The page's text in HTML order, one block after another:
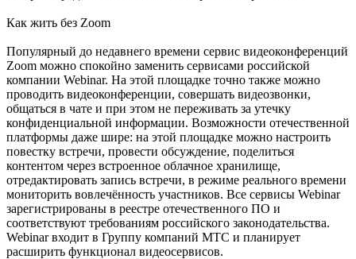
Как жить без Zoom
Популярный до недавнего времени сервис видеоконференций
Zoom можно спокойно заменить сервисами российской
компании Webinar. На этой площадке точно также можно
проводить видеоконференции, совершать видеозвонки,
общаться в чате и при этом не переживать за утечку
конфиденциальной информации. Возможности отечественной
платформы даже шире: на этой площадке можно настроить
повестку встречи, провести обсуждение, поделиться
контентом через встроенное облачное хранилище,
отредактировать запись встречи, в режиме реального времени
мониторить вовлечённость участников. Все сервисы Webinar
зарегистрированы в реестре отечественного ПО и
соответствуют требованиям российского законодательства.
Webinar входит в Группу компаний МТС и планирует
расширить функционал видеосервисов.